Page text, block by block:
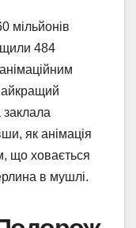
мільйонів
484
як анімація
що ховається
в мушлі.